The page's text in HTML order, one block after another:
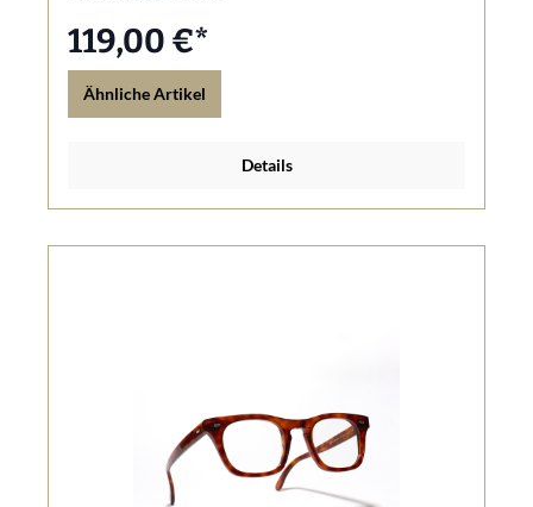
119,00 €*
Ähnliche Artikel
Details